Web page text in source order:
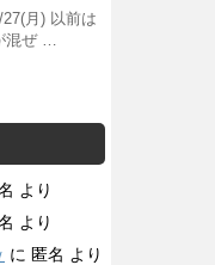
月) 以前は
混ぜ …
より
より
に 匿名 より